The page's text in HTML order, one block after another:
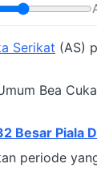
Serikat (AS)
Bea
Besar Piala
periode